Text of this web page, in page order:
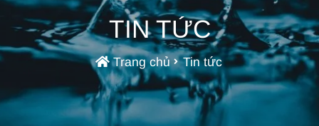
TIN TỨC
Trang chủ Tin tức